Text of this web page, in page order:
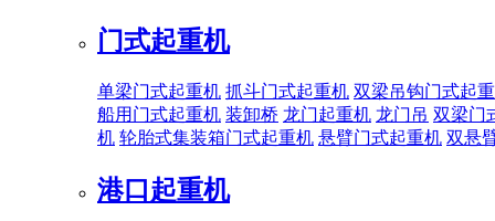
门式起重机
单梁门式起重机 抓斗门式起重机 双梁吊钩门式起
船用门式起重机 装卸桥 龙门起重机 龙门吊 双梁门
机 轮胎式集装箱门式起重机 悬臂门式起重机 双悬
港口起重机